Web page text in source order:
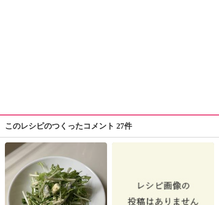
このレシピのつくったコメント 27件